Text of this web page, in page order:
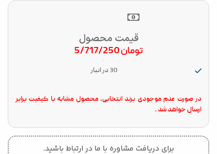
قیمت محصول
تومان
30 در انبار
در صورت عدم موجودی برند انتخابی، محصول مشابه با کیفیت برابر
ارسال خواهد شد .
برای دریافت مشاوره با ما در ارتباط باشید.